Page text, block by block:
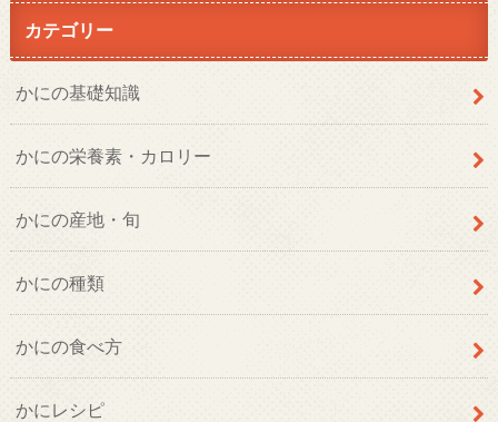
カテゴリー
かにの基礎知識
かにの栄養素・カロリー
かにの産地・旬
かにの種類
かにの食べ方
かにレシピ